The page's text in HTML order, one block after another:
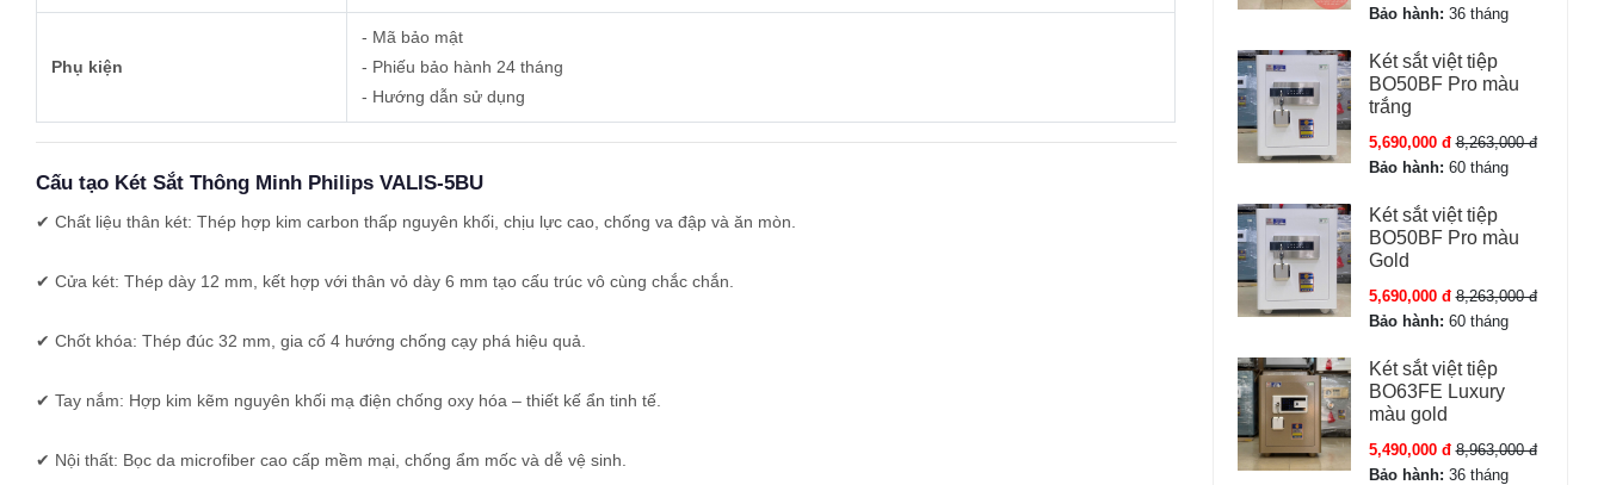
Phụ kiện
- Mã bảo mật
- Phiếu bảo hành 24 tháng
- Hướng dẫn sử dụng
Cấu tạo Két Sắt Thông Minh Philips VALIS-5BU
✔ Chất liệu thân két: Thép hợp kim carbon thấp nguyên khối, chịu lực cao, chống va đập và ăn mòn.
✔ Cửa két: Thép dày 12 mm, kết hợp với thân vỏ dày 6 mm tạo cấu trúc vô cùng chắc chắn.
✔ Chốt khóa: Thép đúc 32 mm, gia cố 4 hướng chống cạy phá hiệu quả.
✔ Tay nắm: Hợp kim kẽm nguyên khối mạ điện chống oxy hóa – thiết kế ẩn tinh tế.
✔ Nội thất: Bọc da microfiber cao cấp mềm mại, chống ẩm mốc và dễ vệ sinh.
Bảo hành: 36 tháng
Két sắt việt tiệp
BO50BF Pro màu
trắng
5,690,000 đ 8,263,000 đ
Bảo hành: 60 tháng
Két sắt việt tiệp
BO50BF Pro màu
Gold
5,690,000 đ 8,263,000 đ
Bảo hành: 60 tháng
Két sắt việt tiệp
BO63FE Luxury
màu gold
5,490,000 đ 8,963,000 đ
Bảo hành: 36 tháng